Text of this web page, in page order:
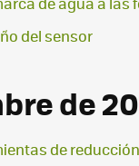
del sensor
de
de